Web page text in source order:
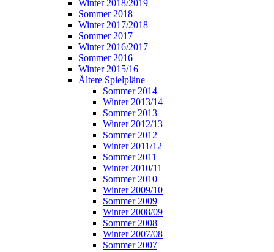
Winter 2018/2019
Sommer 2018
Winter 2017/2018
Sommer 2017
Winter 2016/2017
Sommer 2016
Winter 2015/16
Ältere Spielpläne
Sommer 2014
Winter 2013/14
Sommer 2013
Winter 2012/13
Sommer 2012
Winter 2011/12
Sommer 2011
Winter 2010/11
Sommer 2010
Winter 2009/10
Sommer 2009
Winter 2008/09
Sommer 2008
Winter 2007/08
Sommer 2007